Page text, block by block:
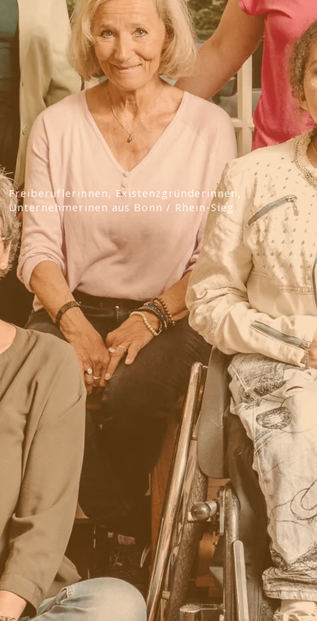
Freiberuflerinnen, Existenzgründerinnen,
Unternehmerinen aus Bonn / Rhein-Sieg